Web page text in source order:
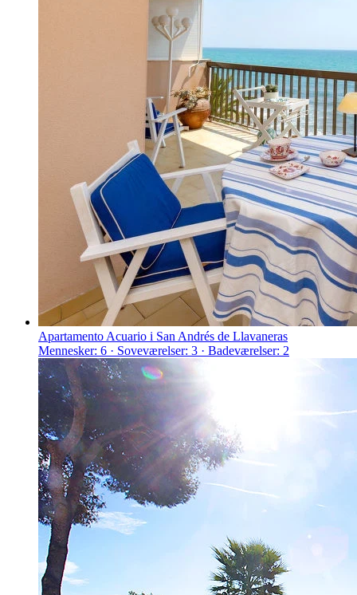
Apartamento Acuario i San Andrés de Llavaneras
Mennesker: 6 · Soveværelser: 3 · Badeværelser: 2